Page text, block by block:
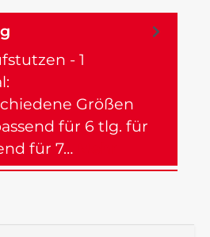
- 1
Größen
für 6 tlg. für
für 7…